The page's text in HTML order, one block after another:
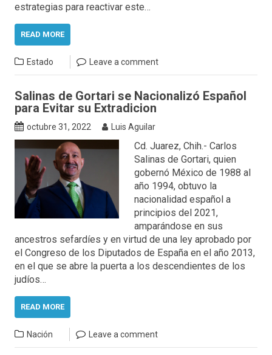
estrategias para reactivar este…
READ MORE
Estado Leave a comment
Salinas de Gortari se Nacionalizó Español
para Evitar su Extradicion
octubre 31, 2022 Luis Aguilar
Cd. Juarez, Chih.- Carlos
Salinas de Gortari, quien
gobernó México de 1988 al
año 1994, obtuvo la
nacionalidad español a
principios del 2021,
amparándose en sus
ancestros sefardíes y en virtud de una ley aprobado por
el Congreso de los Diputados de España en el año 2013,
en el que se abre la puerta a los descendientes de los
judíos…
READ MORE
Nación Leave a comment